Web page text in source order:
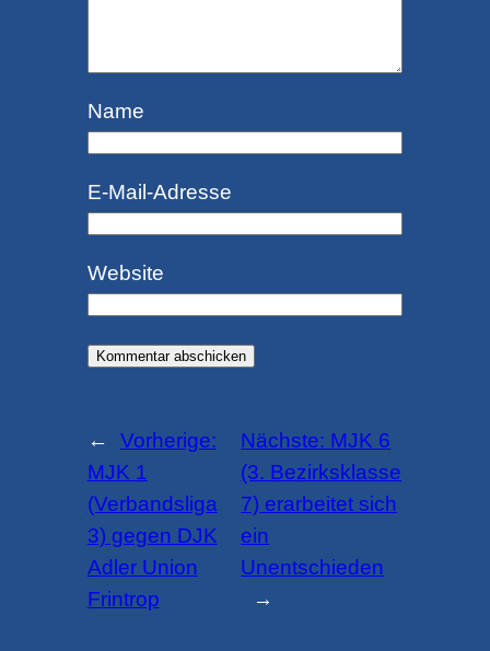
Name
E-Mail-Adresse
Website
←
Vorherige:
MJK 1
(Verbandsliga
3) gegen DJK
Adler Union
Frintrop
Nächste: MJK 6
(3. Bezirksklasse
7) erarbeitet sich
ein
Unentschieden
→